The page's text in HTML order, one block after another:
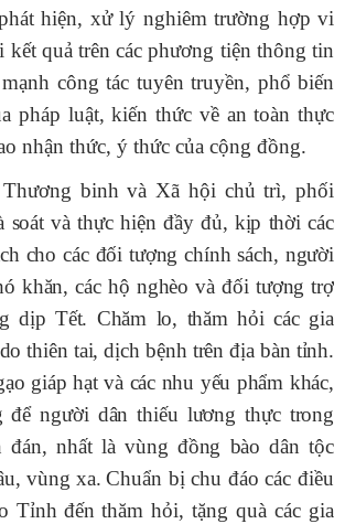
hiện, xử lý nghiêm trường hợp vi
kết quả trên các phương tiện thông tin
công tác tuyên truyền, phổ biến
pháp luật, kiến thức về an toàn thực
nhận thức, ý thức của cộng đồng.
Thương binh và Xã hội chủ trì, phối
soát và thực hiện đầy đủ, kịp thời các
cho các đối tượng chính sách, người
khăn, các hộ nghèo và đối tượng trợ
dịp Tết. Chăm lo, thăm hỏi các gia
thiên tai, dịch bệnh trên địa bàn tỉnh.
giáp hạt và các nhu yếu phẩm khác,
để người dân thiếu lương thực trong
đán, nhất là vùng đồng bào dân tộc
vùng xa. Chuẩn bịchu đáocác điều
Tỉnh đếnthăm hỏi, tặng quàcác gia